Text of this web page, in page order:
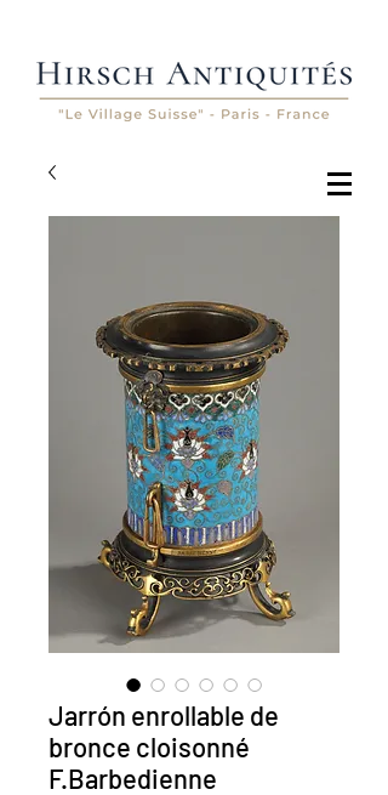
Jarrón enrollable de
bronce cloisonné
F.Barbedienne